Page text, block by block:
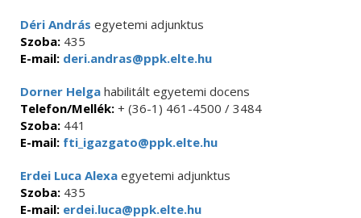
Déri András egyetemi adjunktus
Szoba: 435
E-mail: deri.andras@ppk.elte.hu
Dorner Helga habilitált egyetemi docens
Telefon/Mellék: + (36-1) 461-4500 / 3484
Szoba: 441
E-mail: fti_igazgato@ppk.elte.hu
Erdei Luca Alexa egyetemi adjunktus
Szoba: 435
E-mail: erdei.luca@ppk.elte.hu